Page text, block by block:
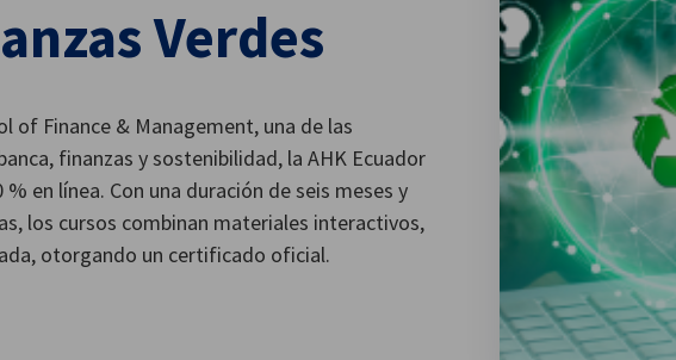
Verdes
of Finance & Management, una de las
finanzas y sostenibilidad, la AHK Ecuador
en línea. Con una duración de seis meses y
los cursos combinan materiales interactivos,
otorgando un certificado oficial.